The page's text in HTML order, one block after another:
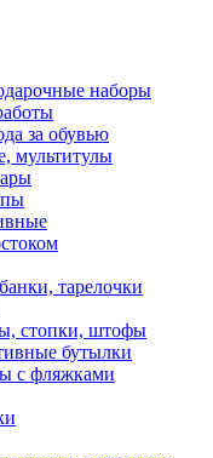
наборы
за обувью
мультитулы
тарелочки
стопки, штофы
бутылки
с фляжками